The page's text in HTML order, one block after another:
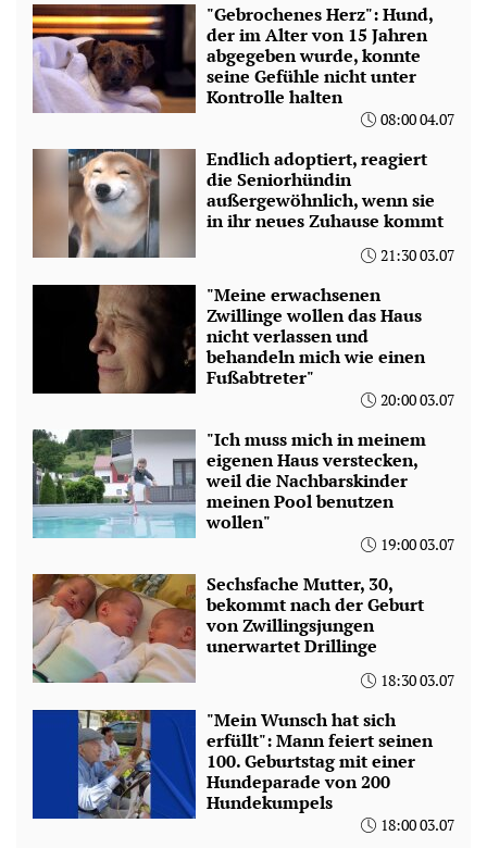
"Gebrochenes Herz": Hund,
der im Alter von 15 Jahren
abgegeben wurde, konnte
seine Gefühle nicht unter
Kontrolle halten
08:00 04.07
Endlich adoptiert, reagiert
die Seniorhündin
außergewöhnlich, wenn sie
in ihr neues Zuhause kommt
21:30 03.07
"Meine erwachsenen
Zwillinge wollen das Haus
nicht verlassen und
behandeln mich wie einen
Fußabtreter"
20:00 03.07
"Ich muss mich in meinem
eigenen Haus verstecken,
weil die Nachbarskinder
meinen Pool benutzen
wollen"
19:00 03.07
Sechsfache Mutter, 30,
bekommt nach der Geburt
von Zwillingsjungen
unerwartet Drillinge
18:30 03.07
"Mein Wunsch hat sich
erfüllt": Mann feiert seinen
100. Geburtstag mit einer
Hundeparade von 200
Hundekumpels
18:00 03.07